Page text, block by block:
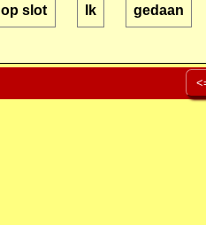
op slot Ik gedaan